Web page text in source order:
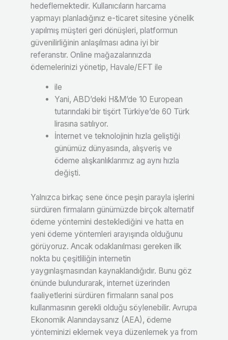
hedeflemektedir. Kullanıcıların harcama
yapmayı planladığınız e-ticaret sitesine yönelik
yapılmış müşteri geri dönüşleri, platformun
güvenilirliğinin anlaşılması adına iyi bir
referanstır. Online mağazalarınızda
ödemelerinizi yönetip, Havale/EFT ile
ile
Yani, ABD’deki H&M’de 10 European
tutarındaki bir tişört Türkiye’de 60 Türk
lirasına satılıyor.
İnternet ve teknolojinin hızla geliştiği
günümüz dünyasında, alışveriş ve
ödeme alışkanlıklarımız ag aynı hızla
değişti.
Yalnızca birkaç sene önce peşin parayla işlerini
sürdüren firmaların günümüzde birçok alternatif
ödeme yöntemini desteklediğini ve hatta en
yeni ödeme yöntemleri arayışında olduğunu
görüyoruz. Ancak odaklanılması gereken ilk
nokta bu çeşitliliğin internetin
yaygınlaşmasından kaynaklandığıdır. Bunu göz
önünde bulundurarak, internet üzerinden
faaliyetlerini sürdüren firmaların sanal pos
kullanmasının gerekli olduğu söylenebilir. Avrupa
Ekonomik Alanındaysanız (AEA), ödeme
yönteminizi eklemek veya düzenlemek ya from